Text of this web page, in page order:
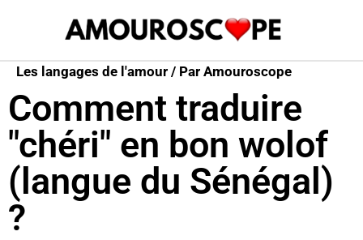
Les langages de l'amour / Par Amouroscope
Comment traduire
"chéri" en bon wolof
(langue du Sénégal)
?